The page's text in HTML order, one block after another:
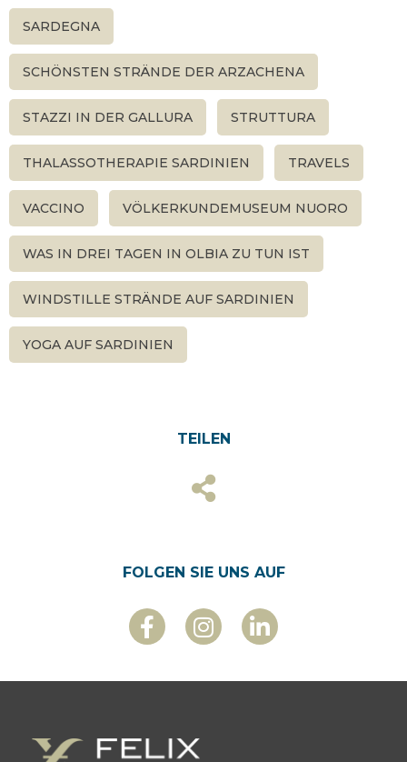
SARDEGNA
SCHÖNSTEN STRÄNDE DER ARZACHENA
STAZZI IN DER GALLURA STRUTTURA
THALASSOTHERAPIE SARDINIEN TRAVELS
VACCINO VÖLKERKUNDEMUSEUM NUORO
WAS IN DREI TAGEN IN OLBIA ZU TUN IST
WINDSTILLE STRÄNDE AUF SARDINIEN
YOGA AUF SARDINIEN
TEILEN
FOLGEN SIE UNS AUF